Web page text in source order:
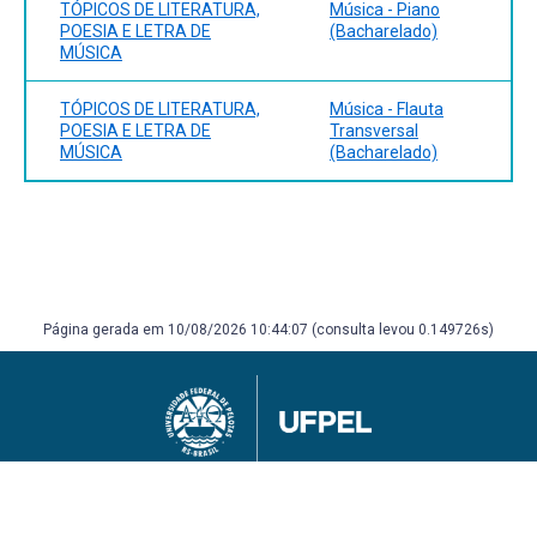
POE, Edgar Allan. The Philosophy of Composition. Texto
online. Disponível em
https://www.poetryfoundation.org/articles/69390/the-
philosophy-of-composition. Acesso em 29 de ago. 2023.
TÓPICOS DE LITERATURA,
POESIA E LETRA DE
MÚSICA
Música - Piano
(Bacharelado)
TÓPICOS DE LITERATURA,
POESIA E LETRA DE
MÚSICA
Música - Flauta
Transversal
(Bacharelado)
Página gerada em 10/08/2026 10:44:07 (consulta levou 0.149726s)